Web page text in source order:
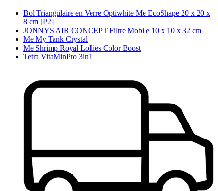
Bol Triangulaire en Verre Optiwhite Me EcoShape 20 x 20 x
8 cm [P2]
JONNYS AIR CONCEPT Filtre Mobile 10 x 10 x 32 cm
Me My Tank Crystal
Me Shrimp Royal Lollies Color Boost
Tetra VitaMinPro 3in1